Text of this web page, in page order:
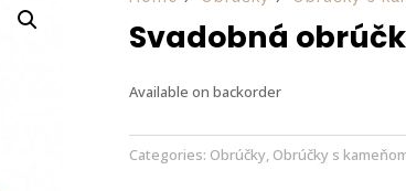
Svadobná
Available on backorder
Categories: Obrúčky, Obrúčky s